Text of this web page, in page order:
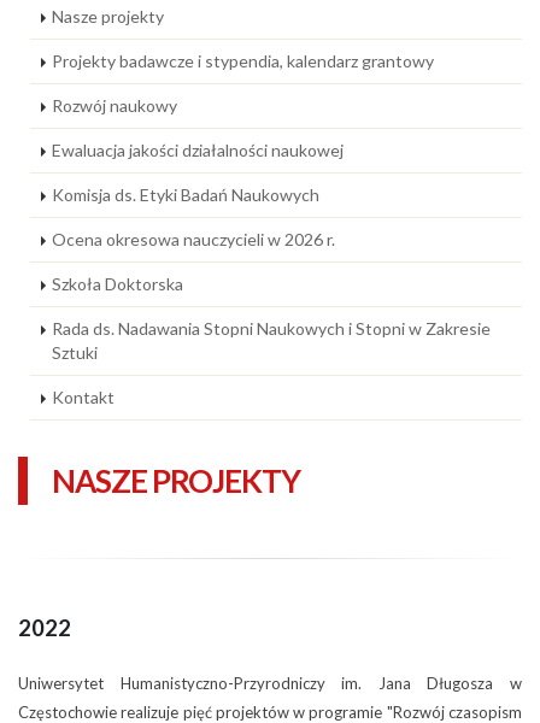
Nasze projekty
Projekty badawcze i stypendia, kalendarz grantowy
Rozwój naukowy
Ewaluacja jakości działalności naukowej
Komisja ds. Etyki Badań Naukowych
Ocena okresowa nauczycieli w 2026 r.
Szkoła Doktorska
Rada ds. Nadawania Stopni Naukowych i Stopni w Zakresie
Sztuki
Kontakt
NASZE PROJEKTY
2022
Uniwersytet Humanistyczno-Przyrodniczy im. Jana Długosza w
Częstochowie realizuje pięć projektów w programie "Rozwój czasopism